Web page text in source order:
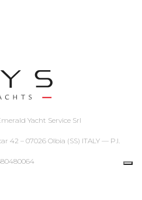
Yacht Service Srl
42 – 07026 Olbia (SS) ITALY — P.I.